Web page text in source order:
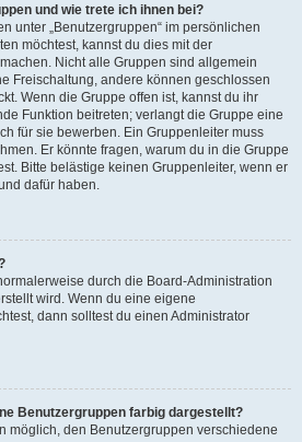
und wie trete ich ihnen bei?
unter „Benutzergruppen“ im persönlichen
möchtest, kannst du dies mit der
Nicht alle Gruppen sind allgemein
Freischaltung, andere können geschlossen
Wenn die Gruppe offen ist, kannst du ihr
Funktion beitreten; verlangt die Gruppe eine
für sie bewerben. Ein Gruppenleiter muss
Er könnte fragen, warum du in die Gruppe
Bitte belästige keinen Gruppenleiter, wenn er
dafür haben.
durch die Board-Administration
wird. Wenn du eine eigene
dann solltest du einen Administrator
Benutzergruppen farbig dargestellt?
möglich, den Benutzergruppen verschiedene